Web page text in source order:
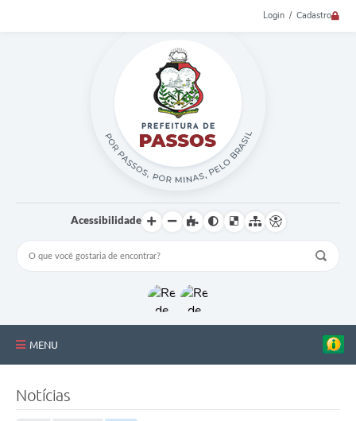
Login / Cadastro
Acessibilidade
MENU
Notícias